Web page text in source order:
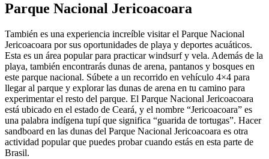
Parque Nacional Jericoacoara
También es una experiencia increíble visitar el Parque Nacional
Jericoacoara por sus oportunidades de playa y deportes acuáticos.
Esta es un área popular para practicar windsurf y vela. Además de la
playa, también encontrarás dunas de arena, pantanos y bosques en
este parque nacional. Súbete a un recorrido en vehículo 4×4 para
llegar al parque y explorar las dunas de arena en tu camino para
experimentar el resto del parque. El Parque Nacional Jericoacoara
está ubicado en el estado de Ceará, y el nombre “Jericoacoara” es
una palabra indígena tupí que significa “guarida de tortugas”. Hacer
sandboard en las dunas del Parque Nacional Jericoacoara es otra
actividad popular que puedes probar cuando estás en esta parte de
Brasil.